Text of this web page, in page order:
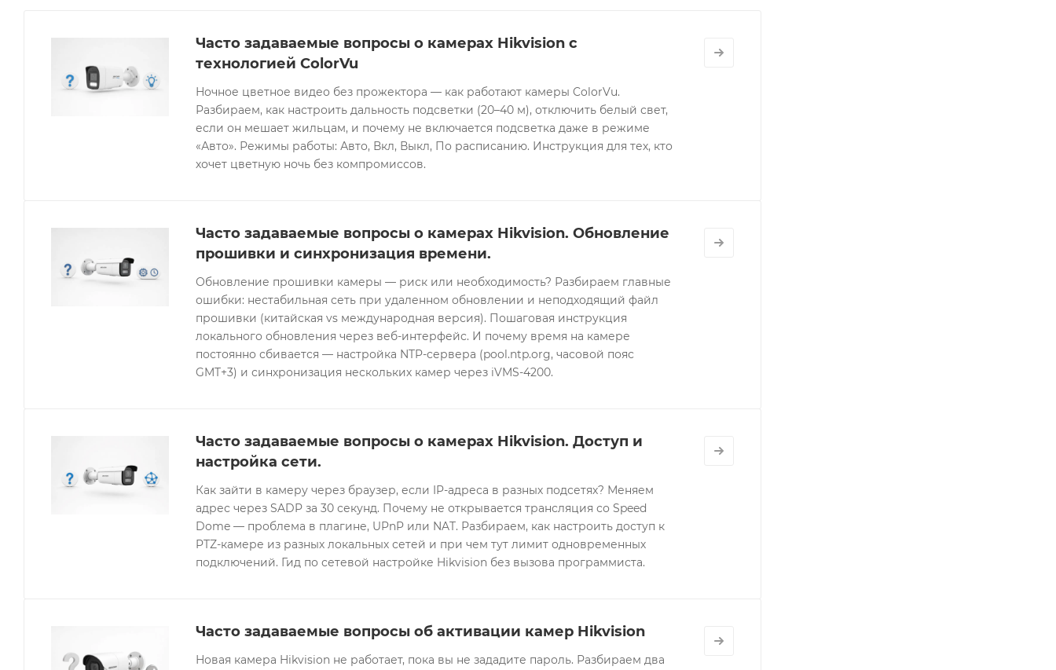
Часто задаваемые вопросы о камерах Hikvision с
технологией ColorVu
Ночное цветное видео без прожектора — как работают камеры ColorVu.
Разбираем, как настроить дальность подсветки (20–40 м), отключить белый свет,
если он мешает жильцам, и почему не включается подсветка даже в режиме
«Авто». Режимы работы: Авто, Вкл, Выкл, По расписанию. Инструкция для тех, кто
хочет цветную ночь без компромиссов.
Часто задаваемые вопросы о камерах Hikvision. Обновление
прошивки и синхронизация времени.
Обновление прошивки камеры — риск или необходимость? Разбираем главные
ошибки: нестабильная сеть при удаленном обновлении и неподходящий файл
прошивки (китайская vs международная версия). Пошаговая инструкция
локального обновления через веб-интерфейс. И почему время на камере
постоянно сбивается — настройка NTP-сервера (pool.ntp.org, часовой пояс
GMT+3) и синхронизация нескольких камер через iVMS-4200.
Часто задаваемые вопросы о камерах Hikvision. Доступ и
настройка сети.
Как зайти в камеру через браузер, если IP-адреса в разных подсетях? Меняем
адрес через SADP за 30 секунд. Почему не открывается трансляция со Speed
Dome — проблема в плагине, UPnP или NAT. Разбираем, как настроить доступ к
PTZ-камере из разных локальных сетей и при чем тут лимит одновременных
подключений. Гид по сетевой настройке Hikvision без вызова программиста.
Часто задаваемые вопросы об активации камер Hikvision
Новая камера Hikvision не работает, пока вы не зададите пароль. Разбираем два